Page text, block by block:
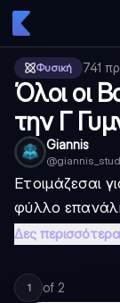
Φυσική 741
Όλοι οι
την Γ
Giannis
@
Ετοιμάζεσαι
φύλλο
Δες περισσότερα
1 of 2